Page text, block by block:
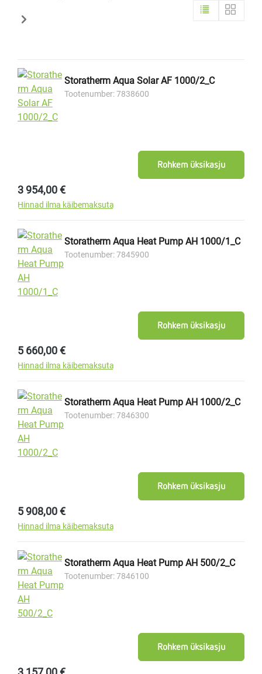
Storatherm Aqua Solar AF 1000/2_C
Tootenumber: 7838600
Tavahind:
3 954,00 €
Hinnad ilma käibemaksuta
Rohkem üksikasju
Storatherm Aqua Heat Pump AH 1000/1_C
Tootenumber: 7845900
Tavahind:
5 660,00 €
Hinnad ilma käibemaksuta
Rohkem üksikasju
Storatherm Aqua Heat Pump AH 1000/2_C
Tootenumber: 7846300
Tavahind:
5 908,00 €
Hinnad ilma käibemaksuta
Rohkem üksikasju
Storatherm Aqua Heat Pump AH 500/2_C
Tootenumber: 7846100
Rohkem üksikasju